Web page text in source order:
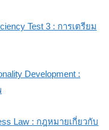
Test 3 : การเตรียม
Development :
Law : กฎหมายเกี่ยวกับ